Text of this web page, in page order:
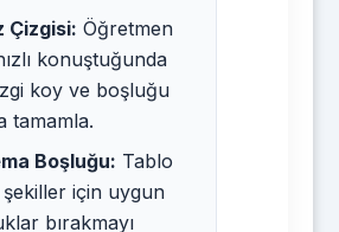
Çizgisi: Öğretmen
konuştuğunda
koy ve boşluğu
tamamla.
Boşluğu: Tablo
için uygun
bırakmayı